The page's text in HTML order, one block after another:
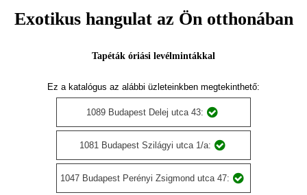
Exotikus hangulat az Ön otthonában
Tapéták óriási levélmintákkal
Ez a katalógus az alábbi üzleteinkben megtekinthető:
1089 Budapest Delej utca 43:
1081 Budapest Szilágyi utca 1/a:
1047 Budapest Perényi Zsigmond utca 47: